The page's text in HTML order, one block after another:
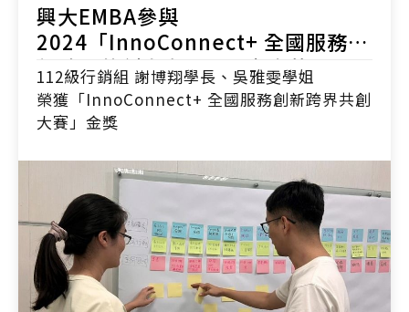
興大EMBA參與
2024「InnoConnect+ 全國服務創
新跨界共創大賽」，勇奪金獎
112級行銷組 謝博翔學長、吳雅雯學姐
榮獲「InnoConnect+ 全國服務創新跨界共創
大賽」金獎